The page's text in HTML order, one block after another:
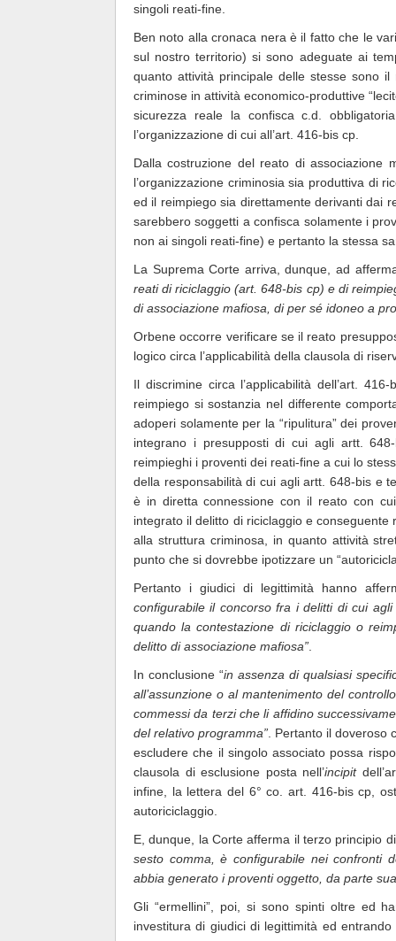
singoli reati-fine.
Ben noto alla cronaca nera è il fatto che le
sul nostro territorio) si sono adeguate ai
quanto attività principale delle stesse sono
criminose in attività economico-produttive
sicurezza reale la confisca c.d.
l’organizzazione di cui all’art. 416-bis cp.
Dalla costruzione del reato di
l’organizzazione criminosia sia produttiva di
ed il reimpiego sia direttamente derivanti dai
sarebbero soggetti a confisca solamente i
non ai singoli reati-fine) e pertanto la stessa
La Suprema Corte arriva, dunque, ad
reati di riciclaggio (art. 648-bis cp) e di
di associazione mafiosa, di per sé idoneo a
Orbene occorre verificare se il reato
logico circa l’applicabilità della clausola di
Il discrimine circa l’applicabilità dell’art.
reimpiego si sostanzia nel differente
adoperi solamente per la “ripulitura” dei
integrano i presupposti di cui agli artt.
reimpieghi i proventi dei reati-fine a cui lo
della responsabilità di cui agli artt. 648-bis e
è in diretta connessione con il reato con
integrato il delitto di riciclaggio e
alla struttura criminosa, in quanto attività
punto che si dovrebbe ipotizzare un
Pertanto i giudici di legittimità hanno
configurabile il concorso fra i delitti di cui
quando la contestazione di riciclaggio o
delitto di associazione mafiosa”
In conclusione “in assenza di qualsiasi
all’assunzione o al mantenimento del
commessi da terzi che li affidino
del relativo programma” . Pertanto il doveroso
escludere che il singolo associato possa
clausola di esclusione posta nell’incipit
infine, la lettera del 6° co. art. 416-bis cp,
autoriciclaggio.
E, dunque, la Corte afferma il terzo principio
sesto comma, è configurabile nei confronti
abbia generato i proventi oggetto, da parte
Gli “ermellini”, poi, si sono spinti oltre ed
investitura di giudici di legittimità ed